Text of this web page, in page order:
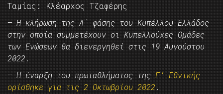
Ταμίας: Κλέαρχος Τζαφέρης
– Η κλήρωση της Α΄ φάσης του Κυπέλλου Ελλάδος
στην οποία συμμετέχουν οι Κυπελλούχες Ομάδες
των Ενώσεων θα διενεργηθεί στις 19 Αυγούστου
2022.
– Η έναρξη του πρωταθλήματος της Γ’ Εθνικής
ορίσθηκε για τις 2 Οκτωβρίου 2022.